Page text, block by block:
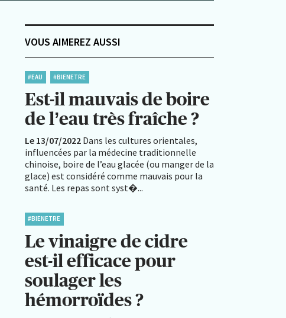
VOUS AIMEREZ AUSSI
#EAU #BIENETRE
Est-il mauvais de boire
de l’eau très fraîche ?
Le 13/07/2022 Dans les cultures orientales,
influencées par la médecine traditionnelle
chinoise, boire de l’eau glacée (ou manger de la
glace) est considéré comme mauvais pour la
santé. Les repas sont syst�...
#BIENETRE
Le vinaigre de cidre
est-il efficace pour
soulager les
hémorroïdes ?